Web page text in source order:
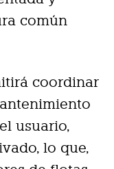
común
coordinar
usuario,
lo que,